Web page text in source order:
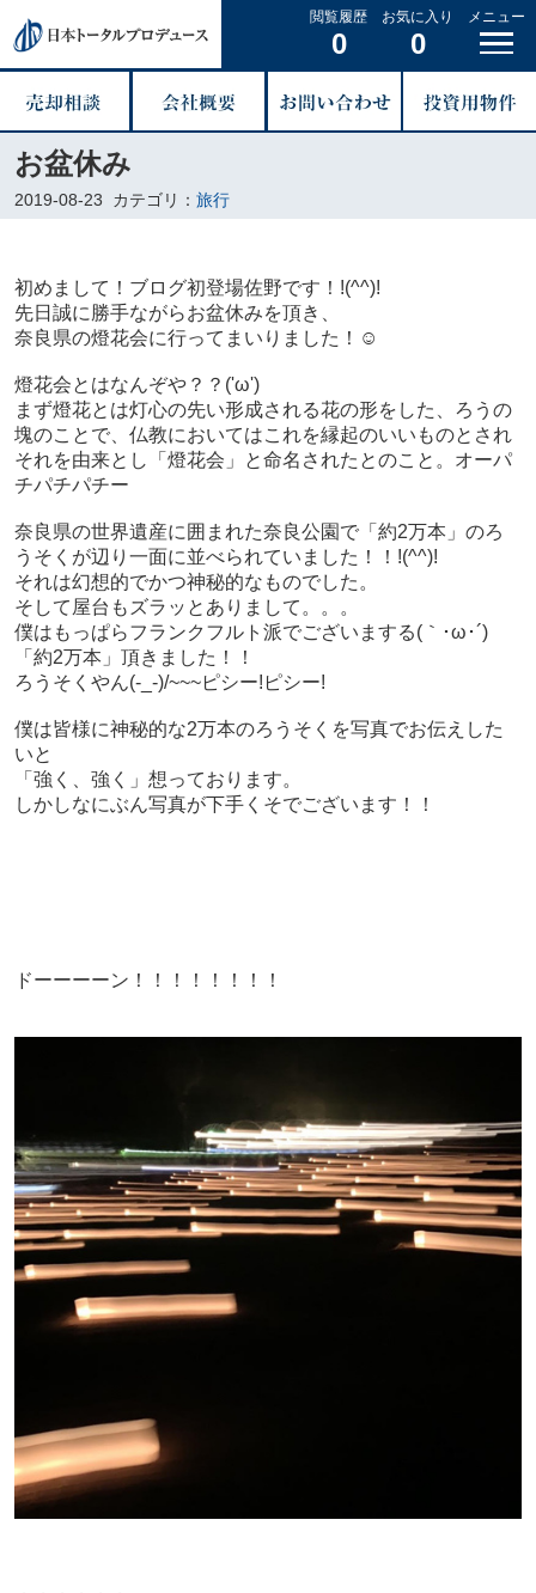
閲覧履歴
0
お気に入り
0
メニュー
お盆休み
2019-08-23 カテゴリ： 旅行
初めまして！ブログ初登場佐野です！!(^^)!
先日誠に勝手ながらお盆休みを頂き、
奈良県の燈花会に行ってまいりました！☺
燈花会とはなんぞや？？('ω')
まず燈花とは灯心の先い形成される花の形をした、ろうの
塊のことで、仏教においてはこれを縁起のいいものとされ
それを由来とし「燈花会」と命名されたとのこと。オーパ
チパチパチー
奈良県の世界遺産に囲まれた奈良公園で「約2万本」のろ
うそくが辺り一面に並べられていました！！!(^^)!
それは幻想的でかつ神秘的なものでした。
そして屋台もズラッとありまして。。。
僕はもっぱらフランクフルト派でございまする(｀･ω･´)ゞ
「約2万本」頂きました！！
ろうそくやん(-_-)/~~~ピシー!ピシー!
僕は皆様に神秘的な2万本のろうそくを写真でお伝えした
いと
「強く、強く」想っております。
しかしなにぶん写真が下手くそでございます！！
ドーーーーン！！！！！！！！